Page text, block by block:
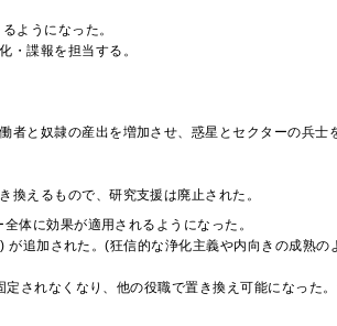
ようになった。
・諜報を担当する。
と奴隷の産出を増加させ、惑星とセクターの兵士
えるもので、研究支援は廃止された。
体に効果が適用されるようになった。
追加された。(狂信的な浄化主義や内向きの成熟の
されなくなり、他の役職で置き換え可能になった